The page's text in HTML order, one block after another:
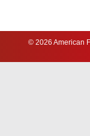
© 2026 American